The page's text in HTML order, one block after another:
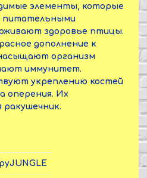
элементы, которые
питательными
здоровье птицы.
дополнение к
организм
иммунитет.
укреплению костей
оперения. Их
ракушечник.